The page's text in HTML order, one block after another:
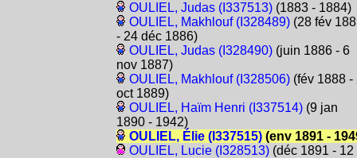
OULIEL, Judas (I337513)(1883 - 1884)
OULIEL, Makhlouf (I328489)(28 fév
- 24 déc 1886)
OULIEL, Judas (I328490)(juin 1886 - 6
nov 1887)
OULIEL, Makhlouf (I328506)(fév 1888 -
oct 1889)
OULIEL, Haïm Henri (I337514)(9 jan
1890 - 1942)
OULIEL, Élie (I337515)(env 1891 -
OULIEL, Lucie (I328513)(déc 1891 - 12